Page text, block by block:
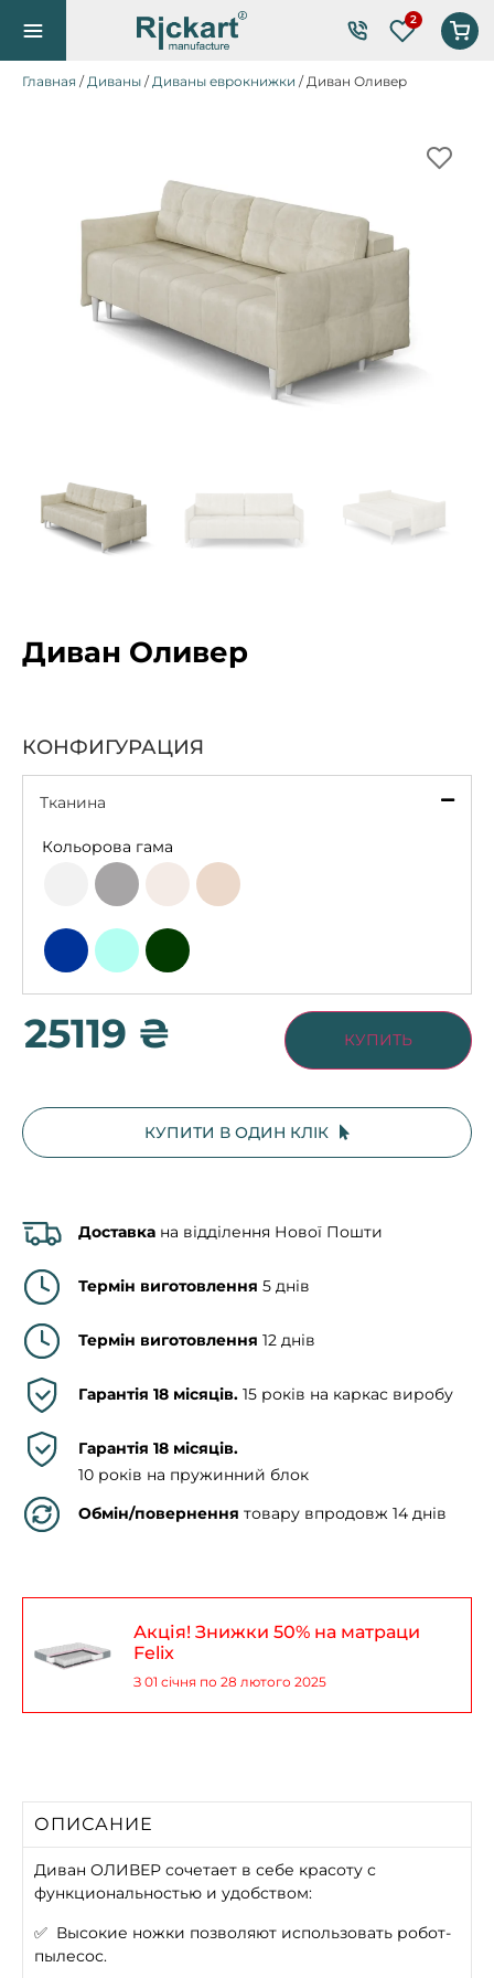
Список
Главная /Диваны /Диваны еврокнижки / Диван Оливер
Диван Оливер
КОНФИГУРАЦИЯ
Тканина
Кольорова гама
25119 ₴ КУПИТЬ
КУПИТИ В ОДИН КЛІК
Доставка на відділення Нової Пошти
Термін виготовлення 5 днів
Термін виготовлення 12 днів
Гарантія 18 місяців. 15 років на каркас виробу
Гарантія 18 місяців.
10 років на пружинний блок
Обмін/повернення товару впродовж 14 днів
Акція! Знижки 50% на матраци
Felix
З 01 січня по 28 лютого 2025
ОПИСАНИЕ
Диван ОЛИВЕР сочетает в себе красоту с
функциональностью и удобством:
✅ Высокие ножки позволяют использовать робот-
пылесос.